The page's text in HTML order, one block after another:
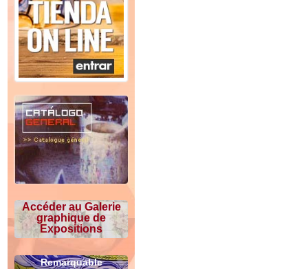
Accéder au Galerie
graphique de
Expositions
Remarquable